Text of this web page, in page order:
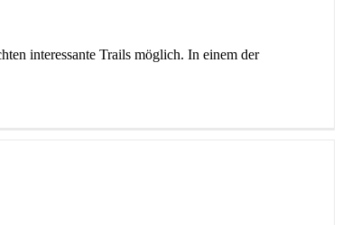
interessante Trails möglich. In einem der